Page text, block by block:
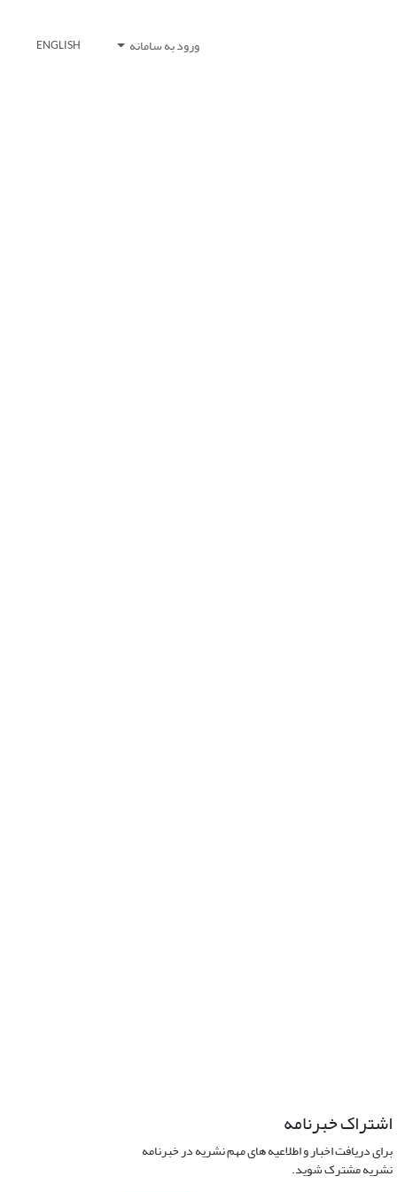
ورود به سامانه ENGLISH
اشتراک خبرنامه
برای دریافت اخبار و اطلاعیه های مهم نشریه در خبرنامه
نشریه مشترک شوید.